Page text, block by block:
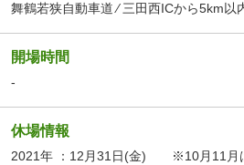
舞鶴若狭自動車道 ⁄ 三田西ICから5km以
開場時間
-
休場情報
2021年 ：12月31日(金) ※10月11月